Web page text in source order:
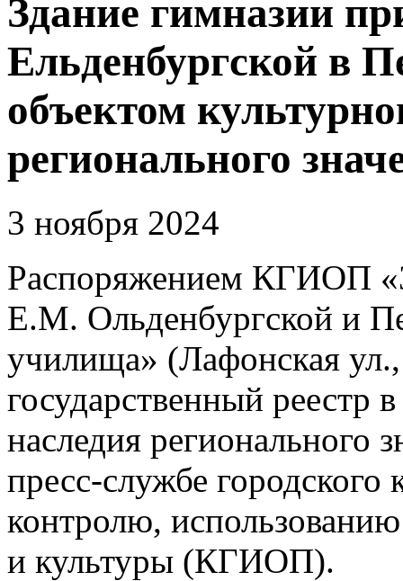
Здание гимназии
Ельденбургской в
объектом
регионального
3 ноября 2024
Распоряжением КГИОП
Е.М. Ольденбургской и
училища» (Лафонская
государственный реестр
наследия регионального
пресс-службе городского
контролю,
и культуры (КГИОП).